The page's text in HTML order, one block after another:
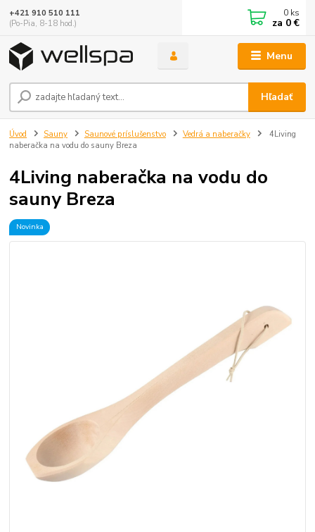
Menu
Hľadať
+421 910 510 111
(Po-Pia, 8-18 hod.)
0 ks
za 0 €
Úvod Sauny Saunové príslušenstvo Vedrá a naberačky
4Living
naberačka na vodu do sauny Breza
4Living naberačka na vodu do
sauny Breza
Novinka